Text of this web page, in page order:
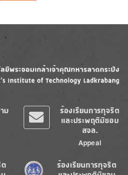
ม
ร้องเรียนการทุจริต
และประพฤติมิชอบ
สจล.
Appeal
ต
Image
ร้องเรียนการทุจริต